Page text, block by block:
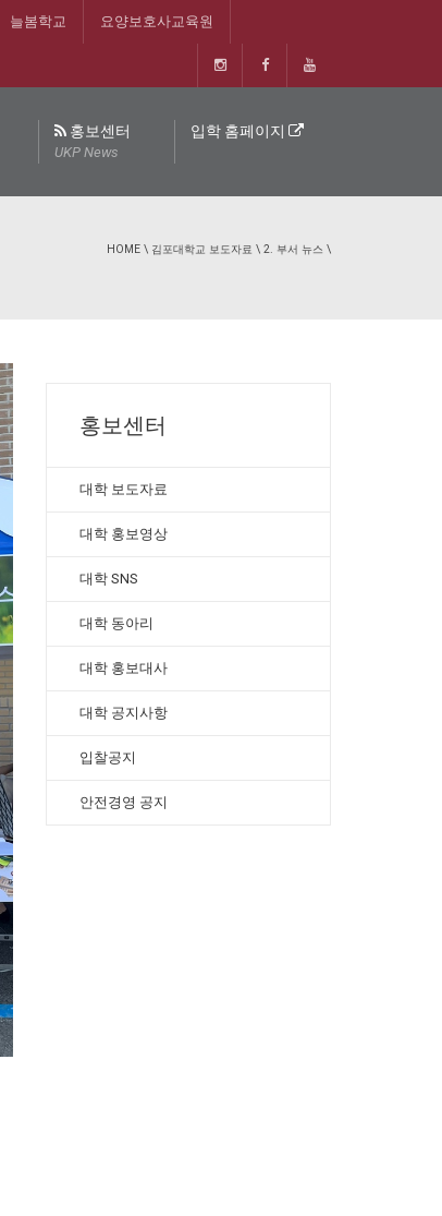
늘봄학교 요양보호사교육원
홍보센터
UKP News
입학 홈페이지
HOME \ 김포대학교 보도자료 \ 2. 부서 뉴스 \
홍보센터
대학 보도자료
대학 홍보영상
대학 SNS
대학 동아리
대학 홍보대사
대학 공지사항
입찰공지
안전경영 공지